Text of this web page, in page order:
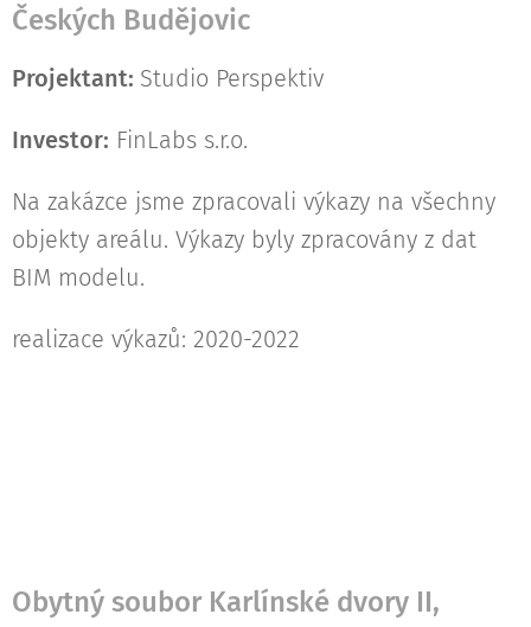
Českých Budějovic
Projektant: Studio Perspektiv
Investor: FinLabs s.r.o.
Na zakázce jsme zpracovali výkazy na všechny
objekty areálu. Výkazy byly zpracovány z dat
BIM modelu.
realizace výkazů: 2020-2022
Obytný soubor Karlínské dvory II,